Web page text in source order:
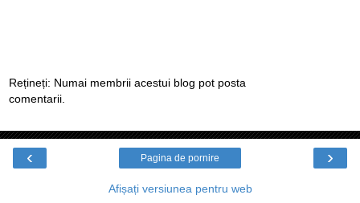
Rețineți: Numai membrii acestui blog pot posta
comentarii.
‹ ›
Pagina de pornire
Afișați versiunea pentru web